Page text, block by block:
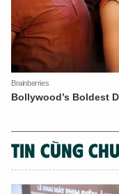
TIN CÙNG